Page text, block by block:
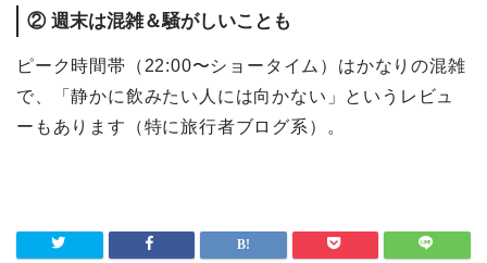
② 週末は混雑＆騒がしいことも
ピーク時間帯（22:00〜ショータイム）はかなりの混雑
で、「静かに飲みたい人には向かない」というレビュ
ーもあります（特に旅行者ブログ系）。